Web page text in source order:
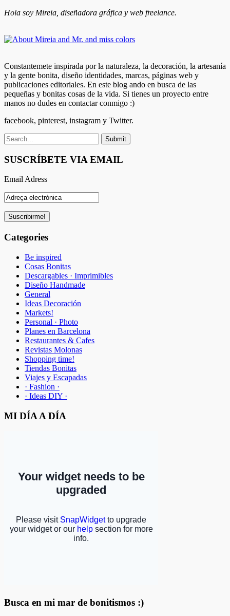
Hola soy Mireia, diseñadora gráfica y web freelance.
Constantemete inspirada por la naturaleza, la decoración, la artesanía
y la gente bonita, diseño identidades, marcas, páginas web y
publicaciones editoriales. En este blog ando en busca de las
pequeñas y bonitas cosas de la vida. Si tienes un proyecto entre
manos no dudes en contactar conmigo :)
facebook, pinterest, instagram y Twitter.
SUSCRÍBETE VIA EMAIL
Email Adress
Categories
Be inspired
Cosas Bonitas
Descargables · Imprimibles
Diseño Handmade
General
Ideas Decoración
Markets!
Personal · Photo
Planes en Barcelona
Restaurantes & Cafes
Revistas Molonas
Shopping time!
Tiendas Bonitas
Viajes y Escapadas
· Fashion ·
· Ideas DIY ·
MI DÍA A DÍA
Busca en mi mar de bonitismos :)